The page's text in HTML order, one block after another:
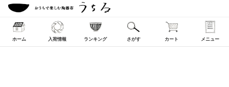
ホーム 入荷情報 ランキング さがす カート メニュー